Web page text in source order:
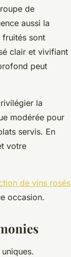
de
aussi la
fruités sont
clair et vivifiant
peut
la
modérée pour
servis. En
votre
de vins rosés
occasion.